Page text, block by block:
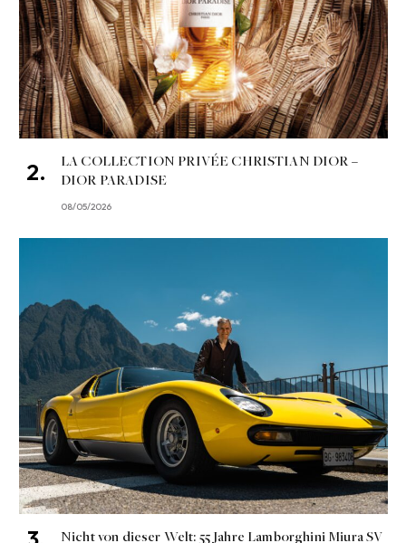
LA COLLECTION PRIVÉE CHRISTIAN DIOR –
DIOR PARADISE
08/05/2026
Nicht von dieser Welt: 55 Jahre Lamborghini Miura SV